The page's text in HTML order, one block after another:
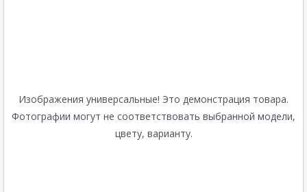
Изображения универсальные! Это демонстрация товара.
Фотографии могут не соответствовать выбранной модели,
цвету, варианту.